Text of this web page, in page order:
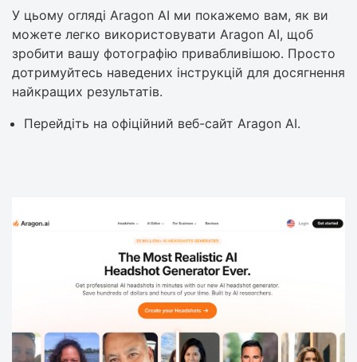
У цьому огляді Aragon AI ми покажемо вам, як ви
можете легко використовувати Aragon AI, щоб
зробити вашу фотографію привабливішою. Просто
дотримуйтесь наведених інструкцій для досягнення
найкращих результатів.
Перейдіть на офіційний веб-сайт Aragon AI.